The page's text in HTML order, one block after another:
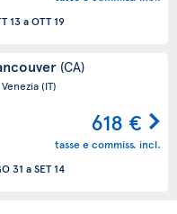
13aOTT 19
(CA)
(IT)
618 €
tasse e commiss. incl.
31 aSET 14